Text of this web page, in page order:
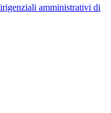
amministrativi di